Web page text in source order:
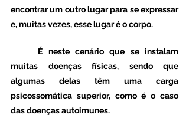
encontrar um outro lugar para se expressar
e, muitas vezes, esse lugar é o corpo.
muitas doenças físicas, sendo que
algumas delas têm uma carga
psicossomática superior, como é o caso
das doenças autoimunes.